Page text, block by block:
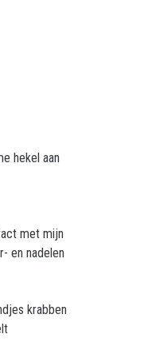
hekel aan
met mijn
en nadelen
krabben